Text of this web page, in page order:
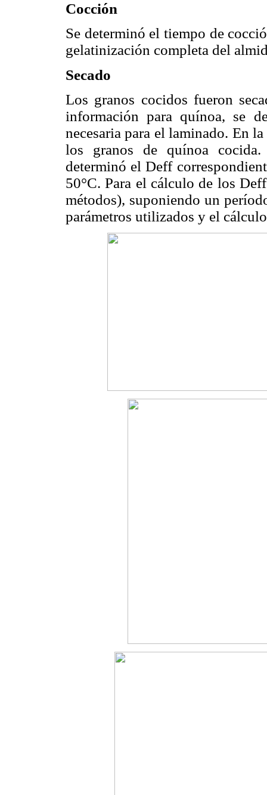
Cocción
Se determinó el tiempo de
gelatinización completa del
Secado
Los granos cocidos fueron
información para quínoa, se
necesaria para el laminado. En la
los granos de quínoa
determinó el Deff
50°C. Para el cálculo de los
métodos), suponiendo un
parámetros utilizados y el